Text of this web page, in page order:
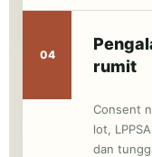
04
rumit
Consent
lot,
dan